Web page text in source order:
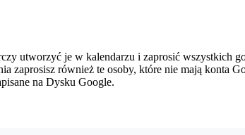
utworzyć je w kalendarzu i zaprosić wszystkich
zaprosisz również te osoby, które nie mają konta
na Dysku Google.